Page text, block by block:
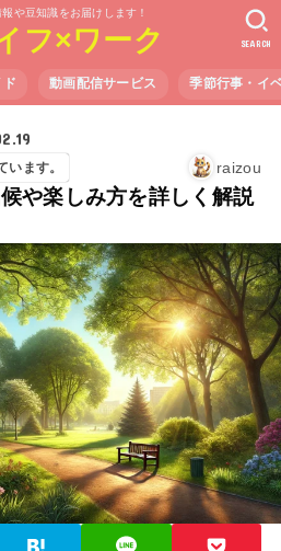
や豆知識をお届けします！
フ×ワーク
動画配信サービス 季節行事・イ
SEARCH
います。 raizou
や楽しみ方を詳しく解説